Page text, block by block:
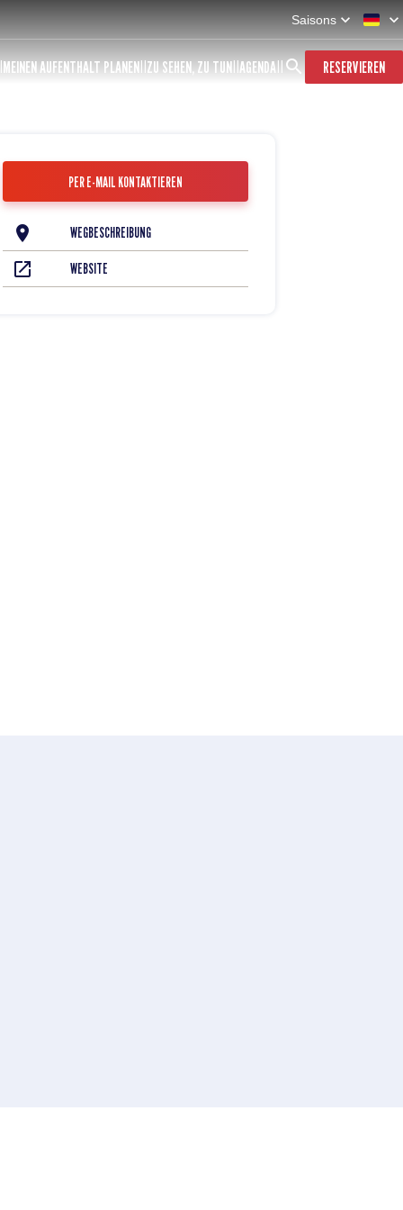
Saisons
MEINEN AUFENTHALT PLANEN ZU SEHEN, ZU TUN AGENDA RESERVIEREN
PER E-MAIL KONTAKTIEREN
WEGBESCHREIBUNG
WEBSITE